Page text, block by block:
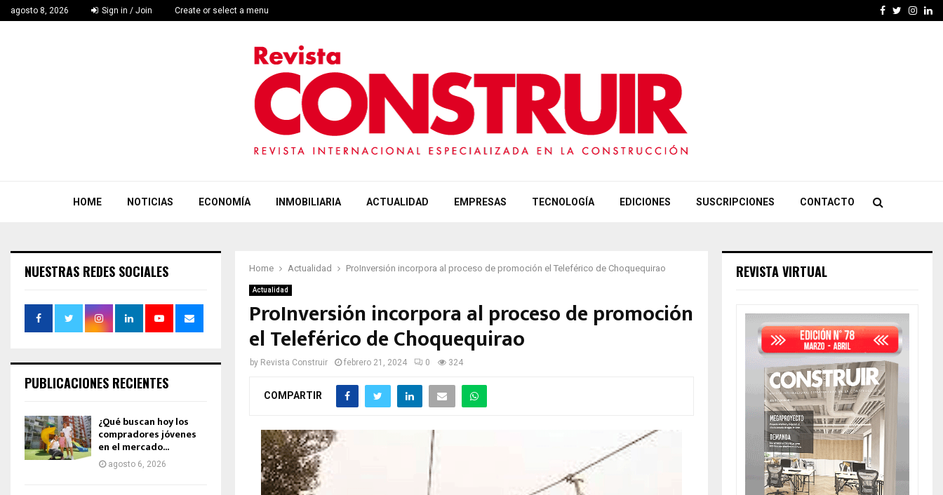
agosto 8, 2026 Sign in / Join Create or select a menu Facebook
Twitter
HOME NOTICIAS ECONOMÍA INMOBILIARIA ACTUALIDAD EMPRESAS TECNOLOGÍA EDICIONES SUSCRIPCIONES CONTACTO
Home Actualidad ProInversión incorpora al proceso de promoción el Teleférico de Choquequirao
Actualidad
ProInversión incorpora al proceso de promoción
el Teleférico de Choquequirao
by Revista Construir febrero 21, 2024 0 324
COMPARTIR
NUESTRAS REDES SOCIALES
PUBLICACIONES RECIENTES
¿Qué buscan hoy los
compradores jóvenes
en el mercado...
agosto 6, 2026
REVISTA VIRTUAL